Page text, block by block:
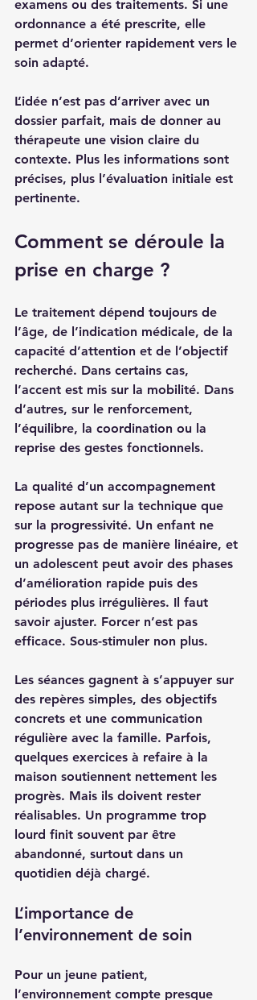
examens ou des traitements. Si une
ordonnance a été prescrite, elle
permet d’orienter rapidement vers le
soin adapté.
L’idée n’est pas d’arriver avec un
dossier parfait, mais de donner au
thérapeute une vision claire du
contexte. Plus les informations sont
précises, plus l’évaluation initiale est
pertinente.
Comment se déroule la
prise en charge ?
Le traitement dépend toujours de
l’âge, de l’indication médicale, de la
capacité d’attention et de l’objectif
recherché. Dans certains cas,
l’accent est mis sur la mobilité. Dans
d’autres, sur le renforcement,
l’équilibre, la coordination ou la
reprise des gestes fonctionnels.
La qualité d’un accompagnement
repose autant sur la technique que
sur la progressivité. Un enfant ne
progresse pas de manière linéaire, et
un adolescent peut avoir des phases
d’amélioration rapide puis des
périodes plus irrégulières. Il faut
savoir ajuster. Forcer n’est pas
efficace. Sous-stimuler non plus.
Les séances gagnent à s’appuyer sur
des repères simples, des objectifs
concrets et une communication
régulière avec la famille. Parfois,
quelques exercices à refaire à la
maison soutiennent nettement les
progrès. Mais ils doivent rester
réalisables. Un programme trop
lourd finit souvent par être
abandonné, surtout dans un
quotidien déjà chargé.
L’importance de
l’environnement de soin
Pour un jeune patient,
l’environnement compte presque